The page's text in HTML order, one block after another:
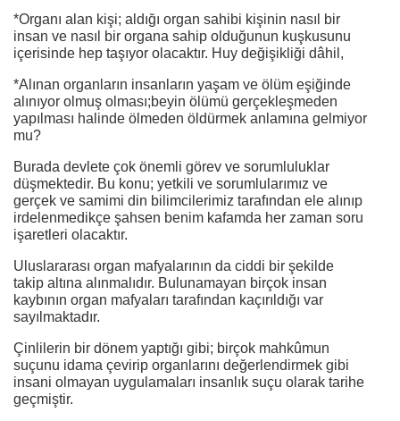
*Organı alan kişi; aldığı organ sahibi kişinin nasıl bir
insan ve nasıl bir organa sahip olduğunun kuşkusunu
içerisinde hep taşıyor olacaktır. Huy değişikliği dâhil,
*Alınan organların insanların yaşam ve ölüm eşiğinde
alınıyor olmuş olması;beyin ölümü gerçekleşmeden
yapılması halinde ölmeden öldürmek anlamına gelmiyor
mu?
Burada devlete çok önemli görev ve sorumluluklar
düşmektedir. Bu konu; yetkili ve sorumlularımız ve
gerçek ve samimi din bilimcilerimiz tarafından ele alınıp
irdelenmedikçe şahsen benim kafamda her zaman soru
işaretleri olacaktır.
Uluslararası organ mafyalarının da ciddi bir şekilde
takip altına alınmalıdır. Bulunamayan birçok insan
kaybının organ mafyaları tarafından kaçırıldığı var
sayılmaktadır.
Çinlilerin bir dönem yaptığı gibi; birçok mahkûmun
suçunu idama çevirip organlarını değerlendirmek gibi
insani olmayan uygulamaları insanlık suçu olarak tarihe
geçmiştir.